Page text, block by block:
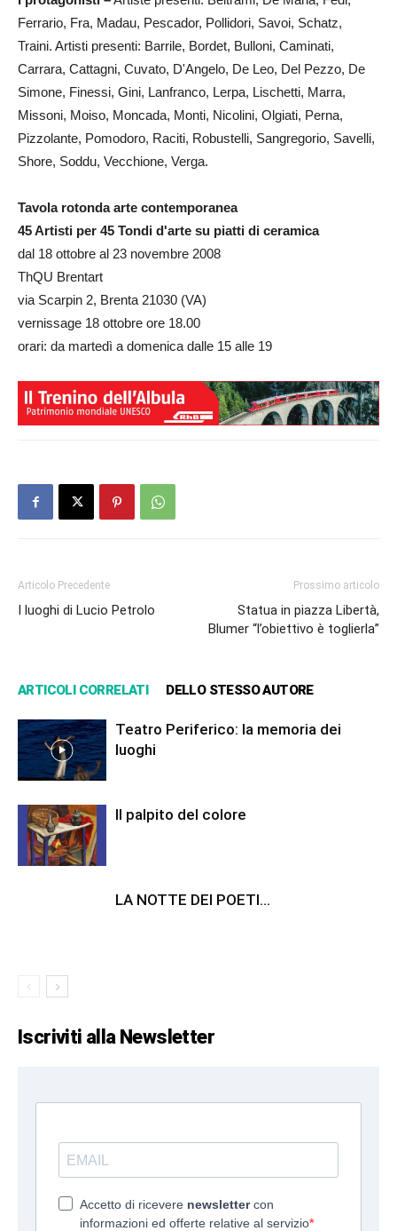
Ferrario, Fra, Madau, Pescador, Pollidori, Savoi, Schatz,
Traini. Artisti presenti: Barrile, Bordet, Bulloni, Caminati,
Carrara, Cattagni, Cuvato, D'Angelo, De Leo, Del Pezzo, De
Simone, Finessi, Gini, Lanfranco, Lerpa, Lischetti, Marra,
Missoni, Moiso, Moncada, Monti, Nicolini, Olgiati, Perna,
Pizzolante, Pomodoro, Raciti, Robustelli, Sangregorio, Savelli,
Shore, Soddu, Vecchione, Verga.
Tavola rotonda arte contemporanea
45 Artisti per 45 Tondi d'arte su piatti di ceramica
dal 18 ottobre al 23 novembre 2008
ThQU Brentart
via Scarpin 2, Brenta 21030 (VA)
vernissage 18 ottobre ore 18.00
orari: da martedì a domenica dalle 15 alle 19
Articolo Precedente
I luoghi di Lucio Petrolo
Prossimo articolo
Statua in piazza Libertà,
Blumer “l’obiettivo è toglierla”
ARTICOLI CORRELATI DELLO STESSO AUTORE
Teatro Periferico: la memoria dei
luoghi
Il palpito del colore
LA NOTTE DEI POETI…
Iscriviti alla Newsletter